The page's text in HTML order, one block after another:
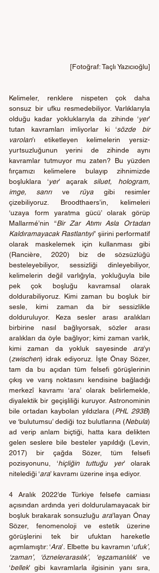
[Fotoğraf: Taçlı Yazıcıoğlu]
Kelimeler, renklere nispeten çok daha
sonsuz bir ufku resmedebiliyor. Varlıklarıyla
olduğu kadar yokluklarıyla da zihinde ‘yer’
tutan kavramları imliyorlar ki ‘sözde bir
varolan’ı etiketleyen kelimelerin yersiz-
yurtsuzluğunun yerini de zihinde aynı
kavramlar tutmuyor mu zaten? Bu yüzden
fırçamızı kelimelere bulayıp zihnimizde
boşluklara ‘yer’ açarak siluet, hologram,
imge, sanrı ve rüya gibi resimler
çizebiliyoruz. Broodthaers’in, kelimeleri
‘uzaya form yaratma gücü’ olarak görüp
Mallarmé’nin “Bir Zar Atımı Asla Ortadan
Kaldıramayacak Rastlantıyı” şiirini performatif
olarak maskelemek için kullanması gibi
(Rancière, 2020) biz de sözsüzlüğü
besteleyebiliyor, sessizliği dinleyebiliyor,
kelimelerin değil varlığıyla, yokluğuyla bile
pek çok boşluğu kavramsal olarak
doldurabiliyoruz. Kimi zaman bu boşluk bir
sesle, kimi zaman da bir sessizlikle
dolduruluyor. Keza sesler arası aralıkları
birbirine nasıl bağlıyorsak, sözler arası
aralıkları da öyle bağlıyor; kimi zaman varlık,
kimi zaman da yokluk sayesinde ara’yı
(zwischen) idrak ediyoruz. İşte Önay Sözer,
tam da bu açıdan tüm felsefi görüşlerinin
çıkış ve varış noktasını kendisine bağladığı
merkezî kavramı ‘ara’ olarak belirlemekle,
diyalektik bir geçişliliği kuruyor. Astronominin
bile ortadan kaybolan yıldızlara (PHL 293B)
ve ‘bulutumsu’ dediği toz bulutlarına (Nebula)
ad verip anlam biçtiği, hatta kara delikten
gelen seslere bile besteler yapıldığı (Levin,
2017) bir çağda Sözer, tüm felsefi
pozisyonunu, ‘hiçliğin tuttuğu yer’ olarak
nitelediği ‘ara’ kavramı üzerine inşa ediyor.
4 Aralık 2022’de Türkiye felsefe camiası
açısından ardında yeri doldurulamayacak bir
boşluk bırakarak sonsuzluğu ara’layan Önay
Sözer, fenomenoloji ve estetik üzerine
görüşlerini tek bir ufuktan hareketle
açımlamıştır: ‘Ara’. Elbette bu kavramın ‘ufuk’,
‘zaman’, ‘öznelerarasılık’, ‘eşzamanlılık’
ve
‘bellek